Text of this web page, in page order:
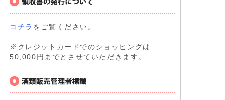
コチラ をご覧ください。
※クレジットカードでのショッピングは
50,000円までとさせていただきます。